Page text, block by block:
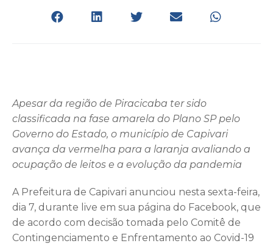
Apesar da região de Piracicaba ter sido
classificada na fase amarela do Plano SP pelo
Governo do Estado, o município de Capivari
avança da vermelha para a laranja avaliando a
ocupação de leitos e a evolução da pandemia
A Prefeitura de Capivari anunciou nesta sexta-feira,
dia 7, durante live em sua página do Facebook, que
de acordo com decisão tomada pelo Comitê de
Contingenciamento e Enfrentamento ao Covid-19